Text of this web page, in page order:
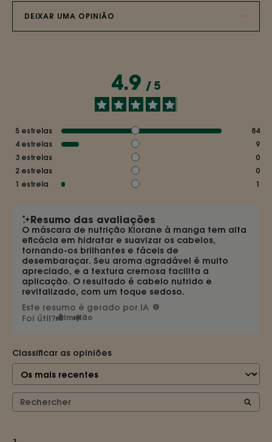
DEIXAR UMA OPINIÃO
4.9 / 5
5 estrelas
84
4 estrelas
9
3 estrelas
0
2 estrelas
0
1 estrela 1
Resumo das avaliações
O máscara de nutrição Klorane à manga tem alta
eficácia em hidratar e suavizar os cabelos,
tornando-os brilhantes e fáceis de
desembaraçar. Seu aroma agradável é muito
apreciado, e a textura cremosa facilita a
aplicação. O resultado é cabelo nutrido e
revitalizado, com um toque sedoso.
Este resumo é gerado por IA
Foi útil? Sim Não
Classificar as opiniões